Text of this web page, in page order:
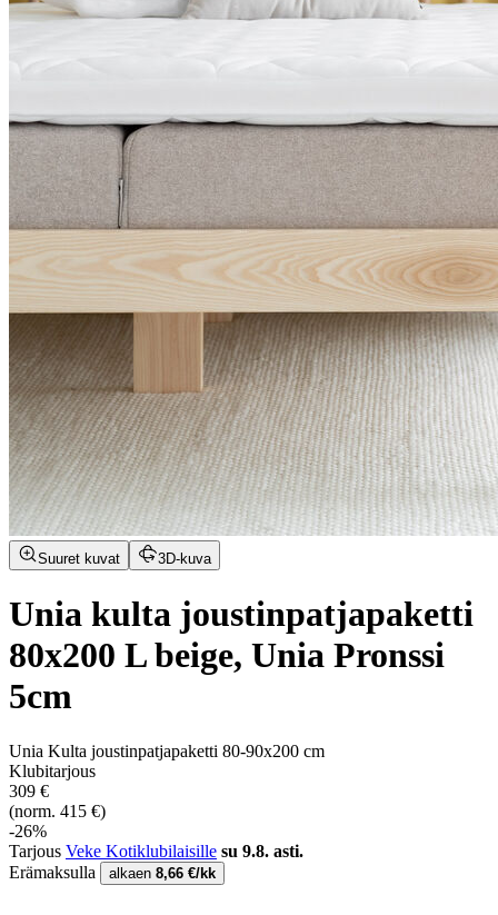
Suuret kuvat 3D-kuva
Unia kulta joustinpatjapaketti
80x200 L beige, Unia Pronssi
5cm
Unia Kulta joustinpatjapaketti 80-90x200 cm
Klubitarjous
309 €
(norm. 415 €)
-26%
Tarjous Veke Kotiklubilaisille su 9.8. asti.
Erämaksulla
alkaen 8,66 €/kk